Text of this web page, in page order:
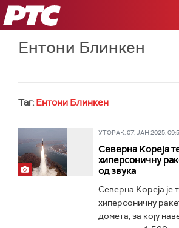
РТС
Ентони Блинкен
Таг: Ентони Блинкен
УТОРАК, 07. ЈАН 2025,
Северна Кореја
хиперсоничну
од звука
Северна Кореја је
хиперсоничну
домета, за коју